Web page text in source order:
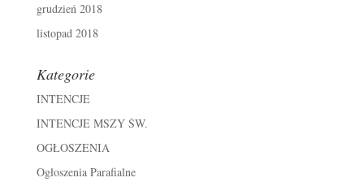
grudzień 2018
listopad 2018
Kategorie
INTENCJE
INTENCJE MSZY ŚW.
OGŁOSZENIA
Ogłoszenia Parafialne